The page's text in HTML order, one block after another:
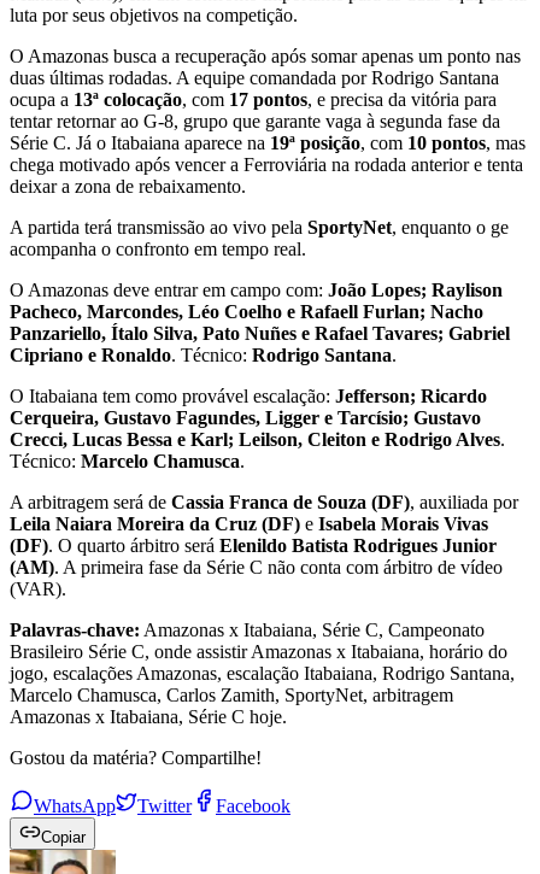
luta por seus objetivos na competição.
O Amazonas busca a recuperação após somar apenas um ponto nas
duas últimas rodadas. A equipe comandada por Rodrigo Santana
ocupa a 13ª colocação, com 17 pontos, e precisa da vitória para
tentar retornar ao G-8, grupo que garante vaga à segunda fase da
Série C. Já o Itabaiana aparece na 19ª posição, com 10 pontos, mas
chega motivado após vencer a Ferroviária na rodada anterior e tenta
deixar a zona de rebaixamento.
A partida terá transmissão ao vivo pela SportyNet, enquanto o ge
acompanha o confronto em tempo real.
O Amazonas deve entrar em campo com: João Lopes; Raylison
Pacheco, Marcondes, Léo Coelho e Rafaell Furlan; Nacho
Panzariello, Ítalo Silva, Pato Nuñes e Rafael Tavares; Gabriel
Cipriano e Ronaldo. Técnico: Rodrigo Santana.
O Itabaiana tem como provável escalação: Jefferson; Ricardo
Cerqueira, Gustavo Fagundes, Ligger e Tarcísio; Gustavo
Crecci, Lucas Bessa e Karl; Leilson, Cleiton e Rodrigo Alves.
Técnico: Marcelo Chamusca.
A arbitragem será de Cassia Franca de Souza (DF), auxiliada por
Leila Naiara Moreira da Cruz (DF) e Isabela Morais Vivas
(DF). O quarto árbitro será Elenildo Batista Rodrigues Junior
(AM). A primeira fase da Série C não conta com árbitro de vídeo
(VAR).
Palavras-chave: Amazonas x Itabaiana, Série C, Campeonato
Brasileiro Série C, onde assistir Amazonas x Itabaiana, horário do
jogo, escalações Amazonas, escalação Itabaiana, Rodrigo Santana,
Marcelo Chamusca, Carlos Zamith, SportyNet, arbitragem
Amazonas x Itabaiana, Série C hoje.
Gostou da matéria? Compartilhe!
WhatsApp Twitter Facebook
Copiar